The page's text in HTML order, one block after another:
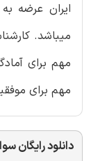
ایران عرضه
میباشد.
مهم برای
مهم برای
دانلود رایگان